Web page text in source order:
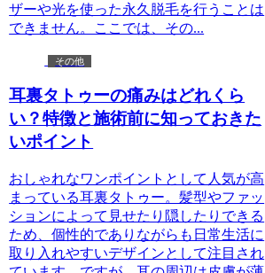
ザーや光を使った永久脱毛を行うことは
できません。ここでは、その...
その他
耳裏タトゥーの痛みはどれくら
い？特徴と施術前に知っておきた
いポイント
おしゃれなワンポイントとして人気が高
まっている耳裏タトゥー。髪型やファッ
ションによって見せたり隠したりできる
ため、個性的でありながらも日常生活に
取り入れやすいデザインとして注目され